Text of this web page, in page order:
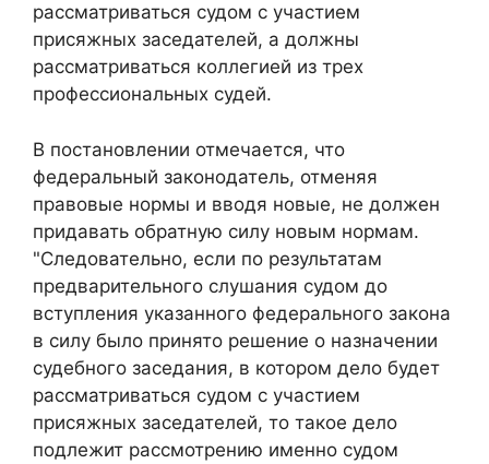
рассматриваться судом с участием
присяжных заседателей, а должны
рассматриваться коллегией из трех
профессиональных судей.
В постановлении отмечается, что
федеральный законодатель, отменяя
правовые нормы и вводя новые, не должен
придавать обратную силу новым нормам.
"Следовательно, если по результатам
предварительного слушания судом до
вступления указанного федерального закона
в силу было принято решение о назначении
судебного заседания, в котором дело будет
рассматриваться судом с участием
присяжных заседателей, то такое дело
подлежит рассмотрению именно судом